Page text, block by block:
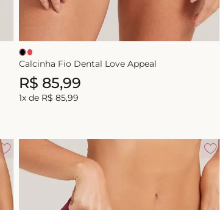
Calcinha Fio Dental Love Appeal
R$ 85,99
1x de R$ 85,99